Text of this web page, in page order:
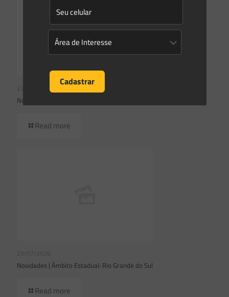
23/07/2026
Novidades | Âmbito Federal
Read more
23/07/2026
Novidades | Âmbito Estadual: Rio Grande do Sul
Read more